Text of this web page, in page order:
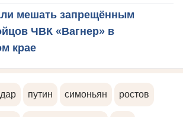
мешать запрещённым
ЧВК «Вагнер» в
крае
путин симоньян ростов